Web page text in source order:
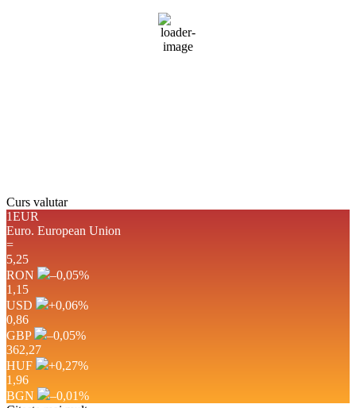
Curs valutar
1EUR
Euro. European Union
=
5,25
RON
–0,05%
1,15
USD
+0,06%
0,86
GBP
–0,05%
362,27
HUF
+0,27%
1,96
BGN
–0,01%